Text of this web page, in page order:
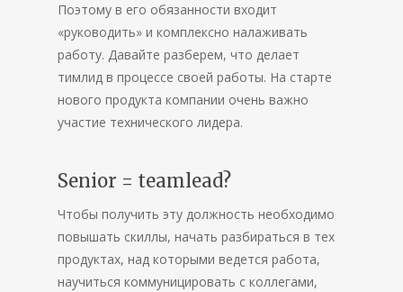
Поэтому в его обязанности входит
«руководить» и комплексно налаживать
работу. Давайте разберем, что делает
тимлид в процессе своей работы. На старте
нового продукта компании очень важно
участие технического лидера.
Senior = teamlead?
Чтобы получить эту должность необходимо
повышать скиллы, начать разбираться в тех
продуктах, над которыми ведется работа,
научиться коммуницировать с коллегами,